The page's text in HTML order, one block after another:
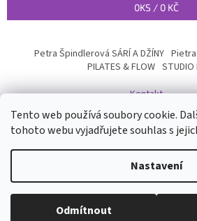
Tento web používá soubory cookie.
tohoto webu vyjadřujete souhlas s
Nastavení
Odmítnout
0KS / 0 KČ
Petra Špindlerová SÁRÍ A DŽÍNY
PILATES & FLOW STUDIO
Kontakt
Copyright 2026INYOGA SHOP. Všechna